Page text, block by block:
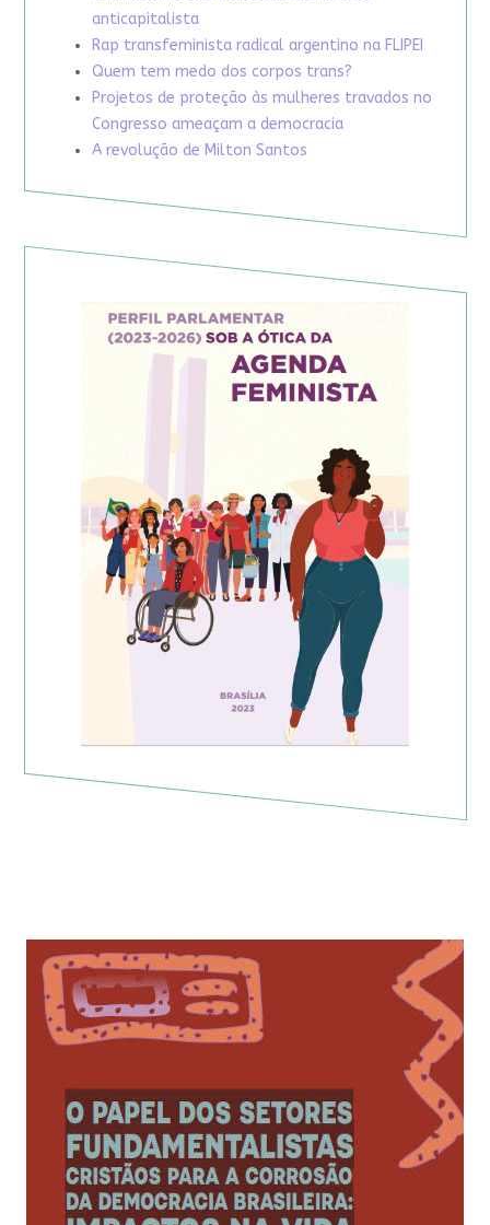
anticapitalista
Rap transfeminista radical argentino na FLIPEI
Quem tem medo dos corpos trans?
Projetos de proteção às mulheres travados no
Congresso ameaçam a democracia
A revolução de Milton Santos